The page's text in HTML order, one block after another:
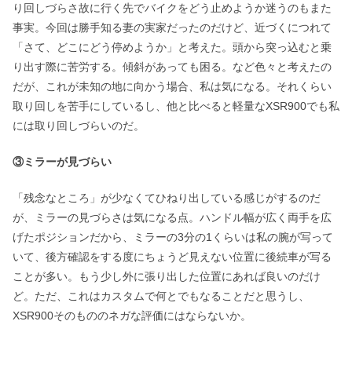
り回しづらさ故に行く先でバイクをどう止めようか迷うのもまた
事実。今回は勝手知る妻の実家だったのだけど、近づくにつれて
「さて、どこにどう停めようか」と考えた。頭から突っ込むと乗
り出す際に苦労する。傾斜があっても困る。など色々と考えたの
だが、これが未知の地に向かう場合、私は気になる。それくらい
取り回しを苦手にしているし、他と比べると軽量なXSR900でも私
には取り回しづらいのだ。
③ミラーが見づらい
「残念なところ」が少なくてひねり出している感じがするのだ
が、ミラーの見づらさは気になる点。ハンドル幅が広く両手を広
げたポジションだから、ミラーの3分の1くらいは私の腕が写って
いて、後方確認をする度にちょうど見えない位置に後続車が写る
ことが多い。もう少し外に張り出した位置にあれば良いのだけ
ど。ただ、これはカスタムで何とでもなることだと思うし、
XSR900そのもののネガな評価にはならないか。